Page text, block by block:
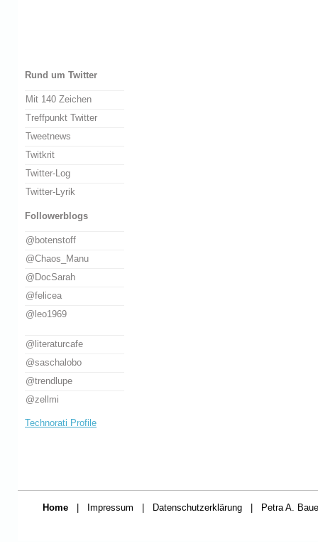
Rund um Twitter
Mit 140 Zeichen
Treffpunkt Twitter
Tweetnews
Twitkrit
Twitter-Log
Twitter-Lyrik
Followerblogs
@botenstoff
@Chaos_Manu
@DocSarah
@felicea
@leo1969
@literaturcafe
@saschalobo
@trendlupe
@zellmi
Technorati Profile
Home Impressum Datenschutzerklärung Petra A.